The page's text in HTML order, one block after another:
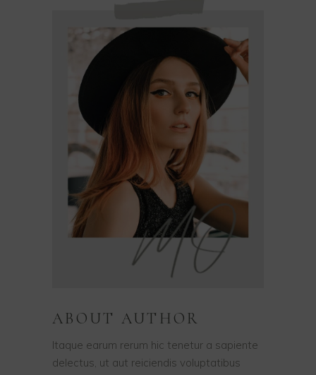
ABOUT AUTHOR
Itaque earum rerum hic tenetur a sapiente
delectus, ut aut reiciendis voluptatibus